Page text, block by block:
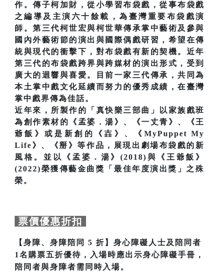
作。傳子柯加財，從小學習布袋戲，從事布袋戲
之編導及主演六十餘載，為臺灣重要布袋戲演
師。第三代柯世宏與柯世華傳承掌中藝術及參與
國內外藝術節的演出與國際偶戲研習，希望在傳
統與現代的衝擊下，對布袋戲有新的契機。近年
第三代的布袋戲跨界與跨媒材的演出形式，受到
廣大的迴響與喜愛。目前一家三代傳承，共同為
本土掌中戲文化延續而努力的優秀成績，在臺灣
掌中戲界傳為佳話。
近年來，所製作的「真快樂三部曲」以家族戲班
為創作素材的《孟婆．湯》、《一丈青》、《王
爺飯》或是新創的《壵》、《MyPuppet My
Life》、《掰》等作品，展現出劇場布袋戲的新
風格。並以《孟婆．湯》(2018)與《王爺飯》
(2022)榮獲傳藝金曲獎「最佳年度演出獎」之殊
榮。
票價優惠折扣
【身障、身障陪同 5 折】身心障礙人士及陪同者
1名購票五折優待，入場時應出示身心障礙手冊，
陪同者與身障者需同時入場。